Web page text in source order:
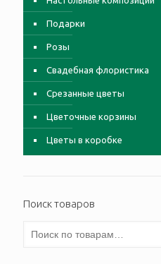
Подарки
Розы
Свадебная флористика
Срезанные цветы
Цветочные корзины
Цветы в коробке
Поиск товаров